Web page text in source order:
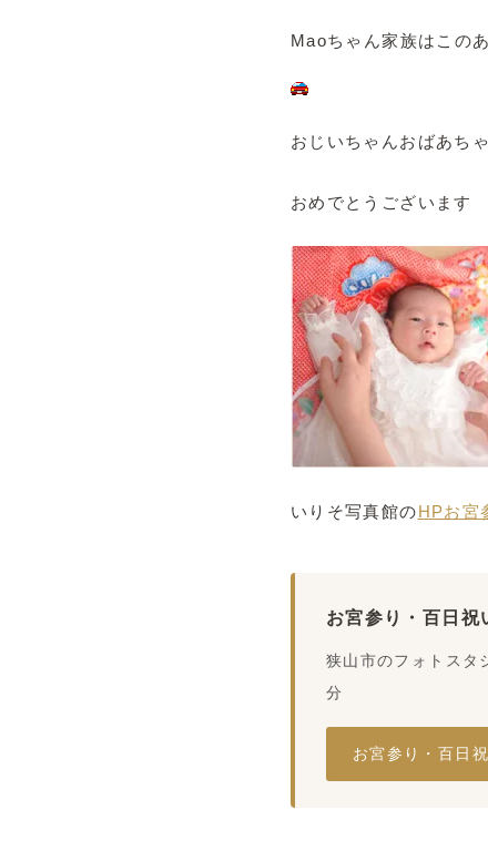
Maoちゃん家族はこの
おじいちゃんおばあち
おめでとうございます
いりそ写真館のHPお宮
お宮参り・百日祝
狭山市のフォトスタ
分
お宮参り・百日